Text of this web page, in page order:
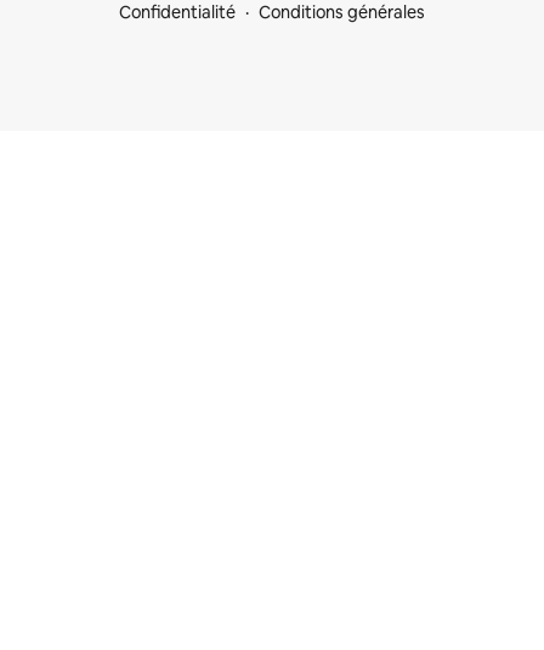
Confidentialité
Conditions générales